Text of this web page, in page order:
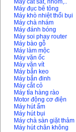
Máy cắt sắt, nhôm,..
Máy đục bê tông
Máy khò nhiệt thổi bụi
Máy chà nhám
Máy đánh bóng
Máy soi phay router
Máy bào gỗ
Máy làm mộc
Máy vặn ốc
Máy vặn vít
Máy bắn keo
Máy bắn đinh
Máy cắt cỏ
Máy tỉa hàng rào
Motor động cơ điện
Máy hút ẩm
Máy hút bụi
Máy chà sàn giặt thảm
Máy hút chân không